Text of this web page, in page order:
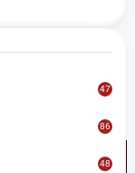
sesuai
baik,"
47
86
48